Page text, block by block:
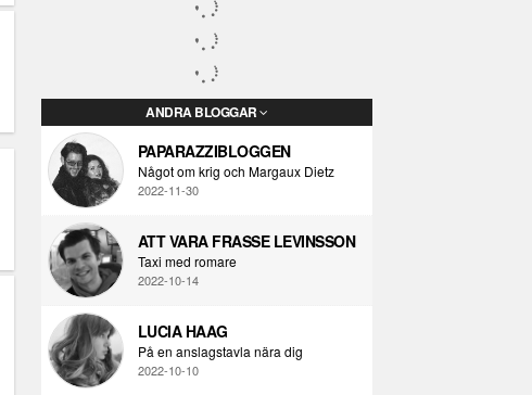
ANDRA BLOGGAR
PAPARAZZIBLOGGEN
Något om krig och Margaux Dietz
2022-11-30
ATT VARA FRASSE LEVINSSON
Taxi med romare
2022-10-14
LUCIA HAAG
På en anslagstavla nära dig
2022-10-10